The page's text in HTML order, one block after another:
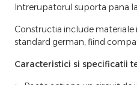
Intrerupatorul suporta pana
Constructia include materiale
standard german, fiind
Caracteristici si specificatii